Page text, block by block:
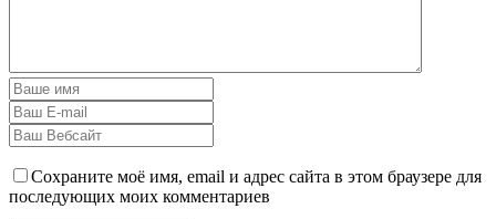
Сохраните моё имя, email и адрес сайта в этом браузере для
последующих моих комментариев